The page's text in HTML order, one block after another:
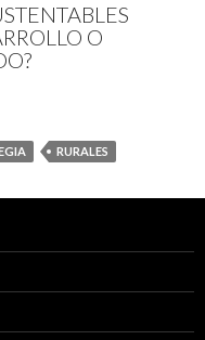
O
RURALES